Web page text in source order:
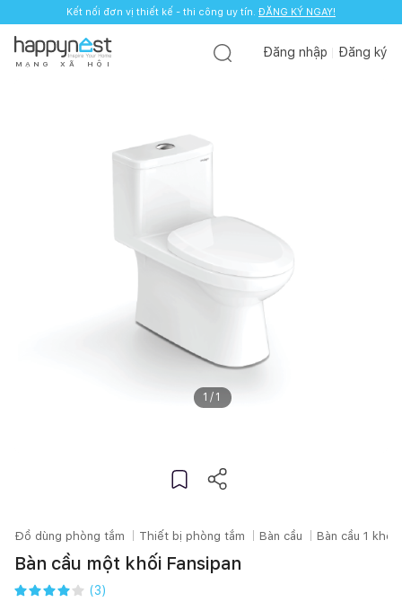
Kết nối đơn vị thiết kế - thi công uy tín. ĐĂNG KÝ NGAY!
M Ạ N G X Ã H Ộ I
Đăng nhập Đăng ký
1 / 1
Đồ dùng phòng tắm Thiết bị phòng tắm Bàn cầu Bàn cầu 1 khối
Bàn cầu một khối Fansipan
(3)